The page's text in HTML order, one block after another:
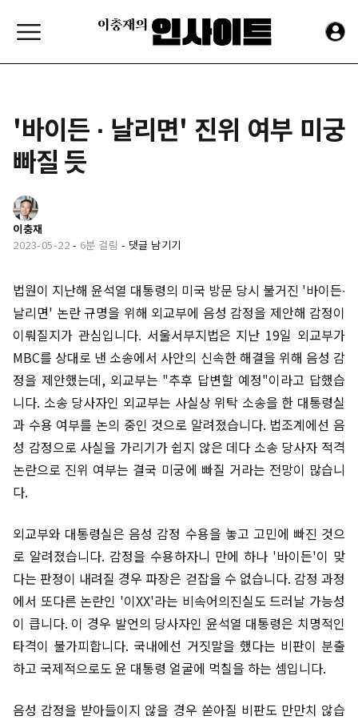
'바이든 ∙ 날리면' 진위 여부 미궁
빠질 듯
이충재
2023-05-22 - 6분 걸림 - 댓글 남기기
법원이 지난해 윤석열 대통령의 미국 방문 당시 불거진 '바이든∙
날리면' 논란 규명을 위해 외교부에 음성 감정을 제안해 감정이
이뤄질지가 관심입니다. 서울서부지법은 지난 19일 외교부가
MBC를 상대로 낸 소송에서 사안의 신속한 해결을 위해 음성 감
정을 제안했는데, 외교부는 "추후 답변할 예정"이라고 답했습
니다. 소송 당사자인 외교부는 사실상 위탁 소송을 한 대통령실
과 수용 여부를 논의 중인 것으로 알려졌습니다. 법조계에선 음
성 감정으로 사실을 가리기가 쉽지 않은 데다 소송 당사자 적격
논란으로 진위 여부는 결국 미궁에 빠질 거라는 전망이 많습니
다.
외교부와 대통령실은 음성 감정 수용을 놓고 고민에 빠진 것으
로 알려졌습니다. 감정을 수용하자니 만에 하나 '바이든'이 맞
다는 판정이 내려질 경우 파장은 걷잡을 수 없습니다. 감정 과정
에서 또다른 논란인 '이XX'라는 비속어의진실도 드러날 가능성
이 큽니다. 이 경우 발언의 당사자인 윤석열 대통령은 치명적인
타격이 불가피합니다. 국내에선 거짓말을 했다는 비판이 분출
하고 국제적으로도 윤 대통령 얼굴에 먹칠을 하는 셈입니다.
음성 감정을 받아들이지 않을 경우 쏟아질 비판도 만만치 않습